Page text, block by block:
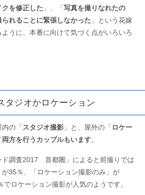
を修正した 」、「写真を撮りなれたの
れることに緊張しなかった 」という花嫁
うに、本番に向けて気づく点がいろいろ
タジオかロケーション
の「スタジオ撮影 」と、屋外の「ロケー
両方を行うカップルもいます。
ド調査2017 首都圏」によると前撮りでは
が35％、「ロケーション撮影のみ」が
ロケーション撮影が人気のようです。